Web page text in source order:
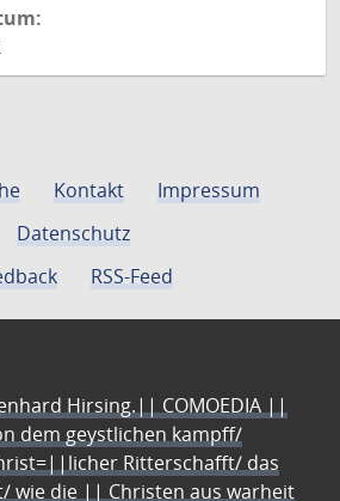
Kontakt
Impressum
Datenschutz
RSS-Feed
Hirsing.|| COMOEDIA ||
dem geystlichen kampff/
Ritterschafft/ das
wie die || Christen aus warheit